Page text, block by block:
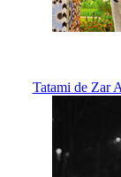
Tatami de Zar